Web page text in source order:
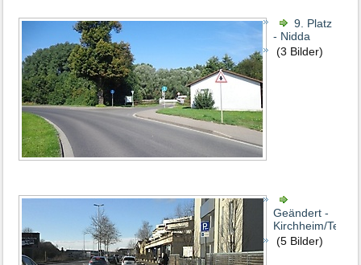
9. Platz
- Nidda
(3 Bilder)
Geändert -
Kirchheim/Teck
(5 Bilder)